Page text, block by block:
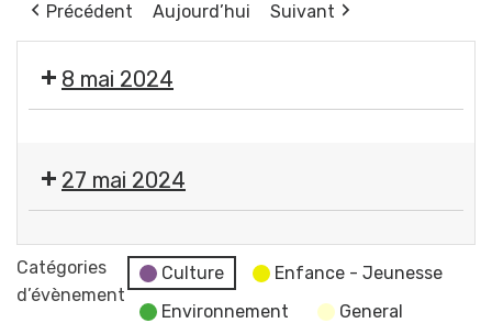
Précédent
Aujourd’hui Suivant
8 mai 2024
commémorative
de
la
Victoire
du
27 mai 2024
Réunion
du
Catégories
d’évènement
Culture
Enfance - Jeunesse
Environnement
General